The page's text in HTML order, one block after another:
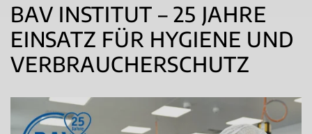
BAV INSTITUT – 25 JAHRE
EINSATZ FÜR HYGIENE UND
VERBRAUCHERSCHUTZ